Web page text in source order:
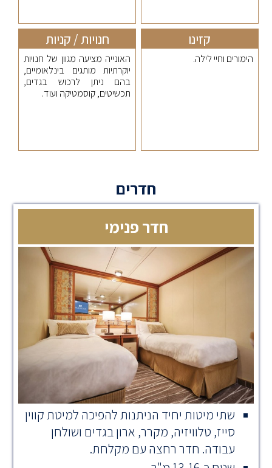
קזינו
הימורים וחיי לילה.
חנויות / קניות
האונייה מציעה מגוון של חנויות
יוקרתיות מותגים בינלאומיים,
בהם ניתן לרכוש בגדים,
תכשיטים, קוסמטיקה ועוד.
חדרים
חדר פנימי
שתי מיטות יחיד הניתנות להפיכה למיטת קווין
סייז, טלוויזיה, מקרר, ארון בגדים ושולחן
עבודה. חדר רחצה עם מקלחת.